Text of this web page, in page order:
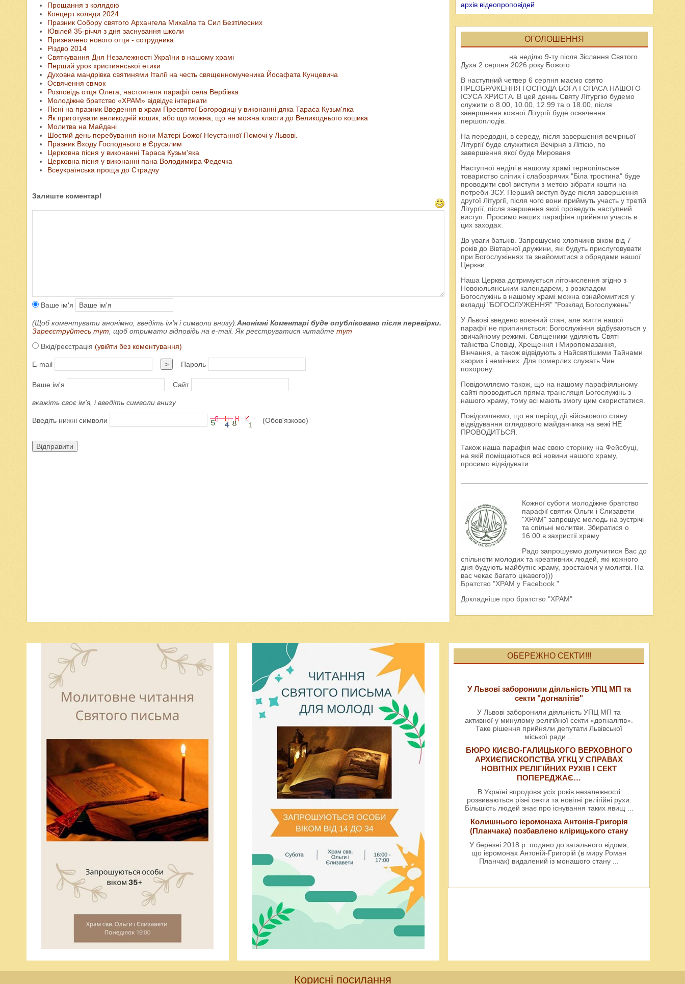
Прощання з колядою
Концерт коляди 2024
Празник Собору святого Архангела Михаїла та Сил Безтілесних
Ювілей 35-річчя з дня заснування школи
Призначено нового отця - сотрудника
Різдво 2014
Святкування Дня Незалежності України в нашому храмі
Перший урок християнської етики
Духовна мандрівка святинями Італії на честь священномученика Йосафата Кунцевича
Освячення свічок
Розповідь отця Олега, настоятеля парафії села Вербівка
Молодіжне братство «ХРАМ» відвідує інтернати
Пісні на празник Введення в храм Пресвятої Богородиці у виконанні дяка Тараса Кузьм'яка
Як приготувати великодній кошик, або що можна, що не можна класти до Великоднього кошика
Молитва на Майдані
Шостий день перебування ікони Матері Божої Неустанної Помочі у Львові.
Празник Входу Господнього в Єрусалим
Церковна пісня у виконанні Тараса Кузьм'яка
Церковна пісня у виконанні пана Володимира Федечка
Всеукраїнська проща до Страдчу
Залиште коментар!
Ваше ім'я
(Щоб коментувати анонімно, введіть ім'я і символи внизу).Анонімні Коментарі буде опубліковано після перевірки.
Зареєструйтесь тут, щоб отримати відповідь на e-mail. Як реєструватися читайте тут
Вхід/реєстрація (увійти без коментування)
E-mail > Пароль
Ваше ім'я Сайт
вкажіть своє ім'я, і введіть символи внизу
Введіть нижні символи (Обов'язково)
Відправити
архів відеопроповідей
ОГОЛОШЕННЯ
на неділю 9-ту після Зіслання Святого
Духа 2 серпня 2026 року Божого
В наступний четвер 6 серпня маємо свято
ПРЕОБРАЖЕННЯ ГОСПОДА БОГА І СПАСА НАШОГО
ІСУСА ХРИСТА. В цей деннь Святу Літургію будемо
служити о 8.00, 10.00, 12.99 та о 18.00, після
завершення кожної Літургії буде освячення
першоплодів.
На передодні, в середу, після завершення вечірньої
Літургії буде служитися Вечірня з Літією, по
завершення якої буде Мированя
Наступної неділі в нашому храмі тернопільське
товариство сліпих і слабозрячих "Біла тростина" буде
проводити свої виступи з метою зібрати кошти на
потреби ЗСУ. Перший виступ буде після завершення
другої Літургії, після чого вони приймуть участь у третій
Літургії, після звершення якої проведуть наступний
виступ. Просимо наших парафіян прийняти участь в
цих заходах.
До уваги батьків. Запрошуємо хлопчиків віком від 7
років до Вівтарної дружини, які будуть прислуговувати
при Богослужіннях та знайомитися з обрядами нашої
Церкви.
Наша Церква дотримується літочислення згідно з
Новоюльянським календарем, з розкладом
Богослужінь в нашому храмі можна ознайомитися у
вкладці "БОГОСЛУЖЕННЯ" "Розклад Богослужень"
У Львові введено воєнний стан, але життя нашої
парафії не припиняється: Богослужіння відбуваються у
звичайному режимі. Священики уділяють Святі
таїнства Сповіді, Хрещення і Миропомазання,
Вінчання, а також відвідують з Найсвятішими Тайнами
хворих і немічних. Для померлих служать Чин
похорону.
Повідомляємо також, що на нашому парафіяльному
сайті проводиться пряма трансляція Богослужіньз
нашого храму, тому всі мають змогу цим скористатися.
Повідомляємо, що на період дії військового стану
відвідування оглядового майданчика на вежі НЕ
ПРОВОДИТЬСЯ.
Також наша парафія має свою сторінку на Фейсбуці,
на якій поміщаються всі новини нашого храму,
просимо відвідувати.
Кожної суботи молодіжне братство
парафії святих Ольги і Єлизавети
"ХРАМ" запрошує молодь на зустрічі
та спільні молитви. Збиратися о
16.00 в захристії храму
Радо запрошуємо долучитися Вас до
спільноти молодих та креативних людей, які кожного
дня будують майбутнє храму, зростаючи у молитві. На
вас чекає багато цікавого)))
Братство "ХРАМ у Facebook "
Докладніше про братство "ХРАМ"
ОБЕРЕЖНО СЕКТИ!!!
У Львові заборонили діяльність УПЦ МП та
секти "догналітів"
У Львові заборонили діяльність УПЦ МП та
активної у минулому релігійної секти «догналітів».
Таке рішення прийняли депутати Львівської
міської ради
БЮРО КИЄВО-ГАЛИЦЬКОГО ВЕРХОВНОГО
АРХИЄПИСКОПСТВА УГКЦ У СПРАВАХ
НОВІТНІХ РЕЛІГІЙНИХ РУХІВ І СЕКТ
ПОПЕРЕДЖАЄ…
В Україні впродовж усіх років незалежності
розвиваються різні секти та новітні релігійні рухи.
Більшість людей знає про існування таких явищ
Колишнього ієромонаха Антонія-Григорія
(Планчака) позбавлено клірицького стану
У березні 2018 р. подано до загального відома,
що ієромонах Антоній-Григорій (в миру Роман
Планчак) видалений із монашого стану
Корисні посилання